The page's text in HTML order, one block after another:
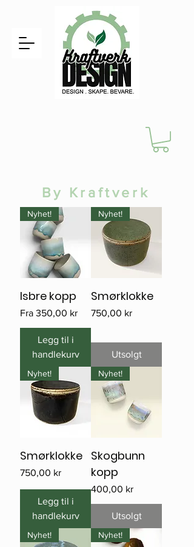
Nyhet!
Isbre kopp
Fra 350,00 kr
Salgspris
Legg til i
handlekurv
Nyhet!
Smørklokke
Pris
750,00 kr
Utsolgt
Nyhet!
Smørklokke
Pris
750,00 kr
Legg til i
handlekurv
Nyhet!
Skogbunn
kopp
Pris
400,00 kr
Utsolgt
Nyhet! Nyhet!
By Kraftverk